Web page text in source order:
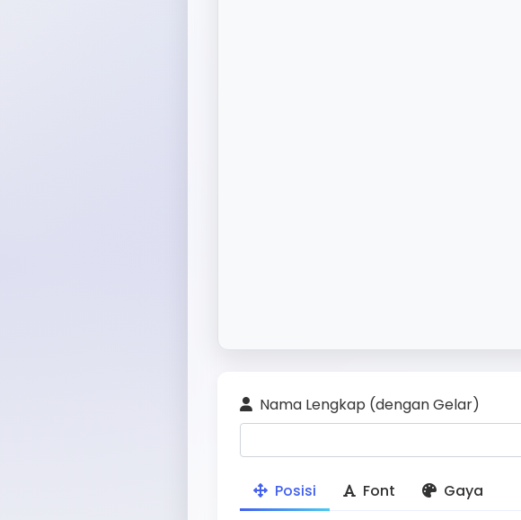
Nama Lengkap (dengan Gelar)
Posisi Font Gaya